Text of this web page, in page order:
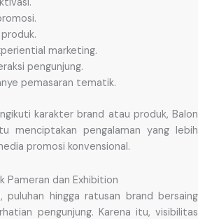
marketing.
pengunjung.
pemasaran tematik.
karakter brand atau produk, Balon
menciptakan pengalaman yang lebih
promosi konvensional.
Pameran dan Exhibition
puluhan hingga ratusan brand bersaing
pengunjung. Karena itu, visibilitas